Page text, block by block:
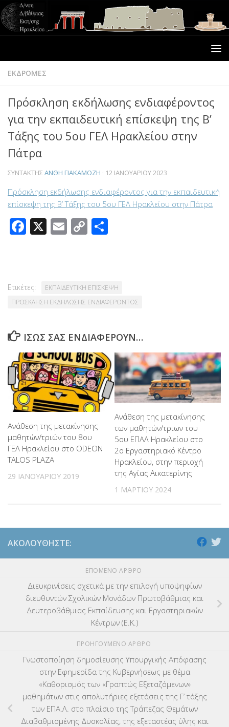
ΕΚΔΡΟΜΕΣ
Πρόσκληση εκδήλωσης ενδιαφέροντος
για την εκπαιδευτική επίσκεψη της Β’
Τάξης του 5ου ΓΕΛ Ηρακλείου στην
Πάτρα
ΣΥΝΤΆΚΤΗΣΑΝΘΗ ΓΙΑΚΑΜΟΖΗ · 12 ΙΑΝΟΥΑΡΊΟΥ 2023
Πρόσκληση εκδήλωσης ενδιαφέροντος για την εκπαιδευτική
επίσκεψη της Β’ Τάξης του 5ου ΓΕΛ Ηρακλείου στην Πάτρα
Facebook
X Email
Copy
Ετικέτες:
ΕΚΠΑΙΔΕΥΤΙΚΗ ΕΠΙΣΚΕΨΗ
ΠΡΟΣΚΛΗΣΗ ΕΚΔΗΛΩΣΗΣ ΕΝΔΙΑΦΕΡΟΝΤΟΣ
ΊΣΩΣ ΣΑΣ ΕΝΔΙΑΦΈΡΟΥΝ…
Ανάθεση της μετακίνησης
μαθητών/τριών του 8ου
ΓΕΛ Ηρακλείου στο ODEON
TALOS PLAZA
29 ΙΑΝΟΥΑΡΊΟΥ 2019
Ανάθεση της μετακίνησης
των μαθητών/τριων του
5ου ΕΠΑΛ Ηρακλείου στo
2o Εργαστηριακό Κέντρο
Ηρακλείου, στην περιοχή
της Αγίας Αικατερίνης
1 ΜΑΡΤΊΟΥ 2024
ΑΚΟΛΟΥΘΉΣΤΕ:
ΕΠΌΜΕΝΟ ΆΡΘΡΟ
Διευκρινίσεις σχετικά με την επιλογή υποψηφίων
διευθυντών Σχολικών Μονάδων Πρωτοβάθμιας και
Δευτεροβάθμιας Εκπαίδευσης και Εργαστηριακών
Κέντρων (Ε.Κ.)
ΠΡΟΗΓΟΎΜΕΝΟ ΆΡΘΡΟ
Γνωστοποίηση δημοσίευσης Υπουργικής Απόφασης
στην Εφημερίδα της Κυβερνήσεως με θέμα
«Καθορισμός των «Γραπτώς Εξεταζόμενων»
μαθημάτων στις απολυτήριες εξετάσεις της Γ’ τάξης
των ΕΠΑ.Λ. στο πλαίσιο της Τράπεζας Θεμάτων
Διαβαθμισμένης Δυσκολίας, της εξεταστέας ύλης και